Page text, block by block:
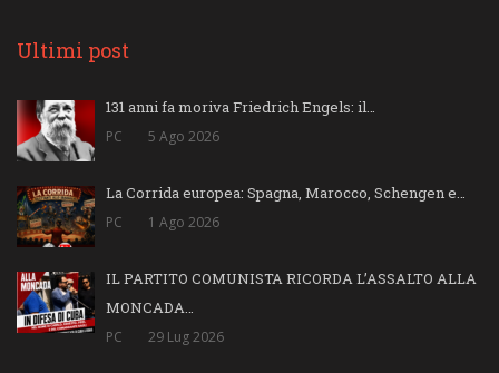
Ultimi post
131 anni fa moriva Friedrich Engels: il…
PC 5 Ago 2026
La Corrida europea: Spagna, Marocco, Schengen e…
PC 1 Ago 2026
IL PARTITO COMUNISTA RICORDA L’ASSALTO ALLA
MONCADA…
PC 29 Lug 2026